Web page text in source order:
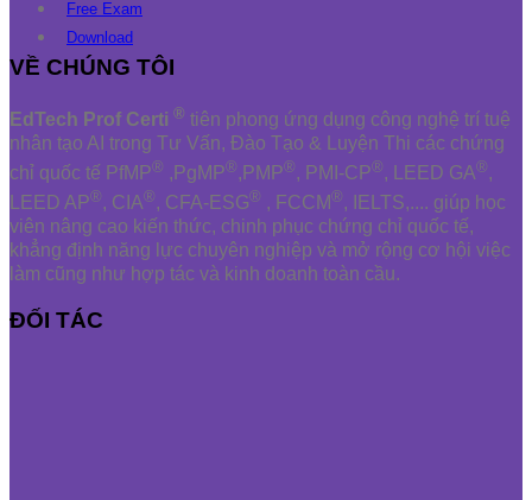
Free Exam
Download
VỀ CHÚNG TÔI
EdTech Prof Certi ® tiên phong ứng dụng công nghệ trí tuệ
nhân tạo AI trong Tư Vấn, Đào Tạo & Luyện Thi các chứng
chỉ quốc tế PfMP® ,PgMP®,PMP®, PMI-CP®, LEED GA®,
LEED AP®, CIA®, CFA-ESG® , FCCM®, IELTS,.... giúp học
viên nâng cao kiến thức, chinh phục chứng chỉ quốc tế,
khẳng định năng lực chuyên nghiệp và mở rộng cơ hội việc
làm cũng như hợp tác và kinh doanh toàn cầu.
ĐỐI TÁC